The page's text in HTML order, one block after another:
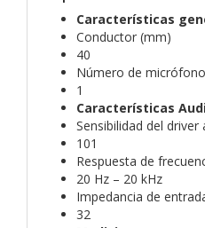
Características
Conductor (mm)
40
Número de
1
Características
Sensibilidad del driver
101
Respuesta de
20 Hz – 20 kHz
Impedancia de
32